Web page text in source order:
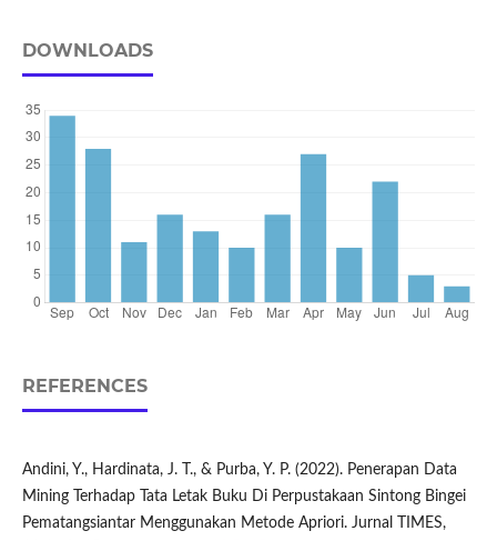
DOWNLOADS
REFERENCES
Andini, Y., Hardinata, J. T., & Purba, Y. P. (2022). Penerapan Data
Mining Terhadap Tata Letak Buku Di Perpustakaan Sintong Bingei
Pematangsiantar Menggunakan Metode Apriori. Jurnal TIMES,